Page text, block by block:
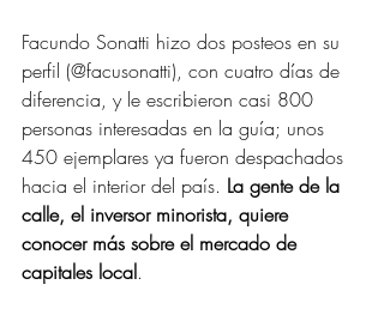
Facundo Sonatti hizo dos posteos en su
perfil (@facusonatti), con cuatro días de
diferencia, y le escribieron casi 800
personas interesadas en la guía; unos
450 ejemplares ya fueron despachados
hacia el interior del país. La gente de la
calle, el inversor minorista, quiere
conocer más sobre el mercado de
capitales local.